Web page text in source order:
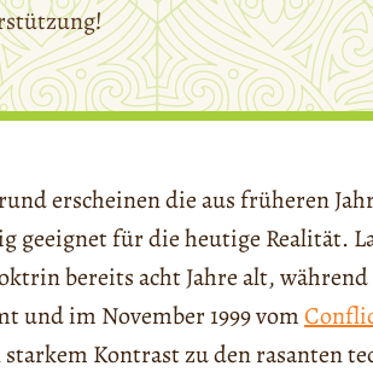
erscheinen die aus früheren
geeignet für die heutige Realität.
bereits acht Jahre alt,
und im November 1999 vom
Kontrast zu den rasanten